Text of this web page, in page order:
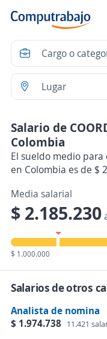
Salario de
Colombia
El sueldo medio para
en Colombia es de $
Media salarial
$ 2.185.230
$ 1.000.000
Salarios de otros
Analista de nomina
$ 1.974.738
11.421